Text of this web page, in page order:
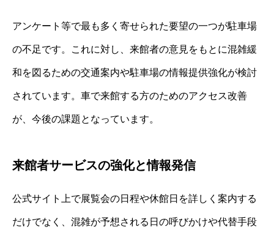
アンケート等で最も多く寄せられた要望の一つが駐車場
の不足です。これに対し、来館者の意見をもとに混雑緩
和を図るための交通案内や駐車場の情報提供強化が検討
されています。車で来館する方のためのアクセス改善
が、今後の課題となっています。
来館者サービスの強化と情報発信
公式サイト上で展覧会の日程や休館日を詳しく案内する
だけでなく、混雑が予想される日の呼びかけや代替手段